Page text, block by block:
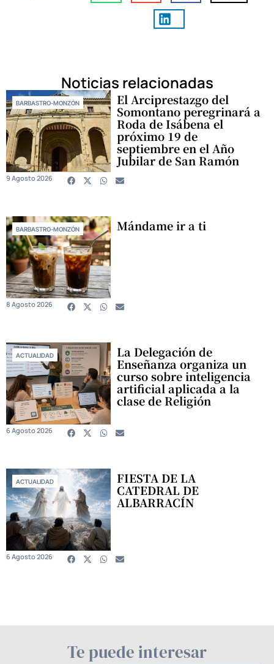
Noticias relacionadas
BARBASTRO-MONZÓN El Arciprestazgo del
Somontano peregrinará a
Roda de Isábena el
próximo 19 de
septiembre en el Año
Jubilar de San Ramón
9 Agosto 2026
BARBASTRO-MONZÓN Mándame ir a ti
8 Agosto 2026
ACTUALIDAD La Delegación de
Enseñanza organiza un
curso sobre inteligencia
artificial aplicada a la
clase de Religión
6 Agosto 2026
ACTUALIDAD FIESTA DE LA
CATEDRAL DE
ALBARRACÍN
6 Agosto 2026
Te puede interesar